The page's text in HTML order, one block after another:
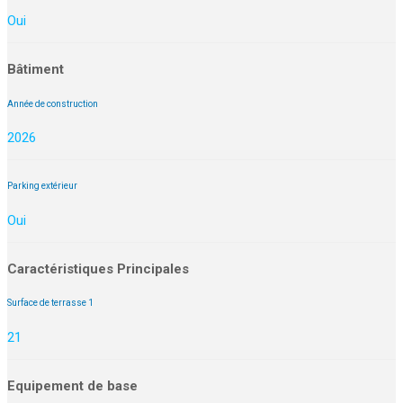
Oui
Bâtiment
Année de construction
2026
Parking extérieur
Oui
Caractéristiques Principales
Surface de terrasse 1
21
Equipement de base